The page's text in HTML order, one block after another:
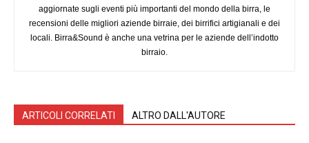
aggiornate sugli eventi più importanti del mondo della birra, le
recensioni delle migliori aziende birraie, dei birrifici artigianali e dei
locali. Birra&Sound è anche una vetrina per le aziende dell’indotto
birraio.
ARTICOLI CORRELATI ALTRO DALL'AUTORE